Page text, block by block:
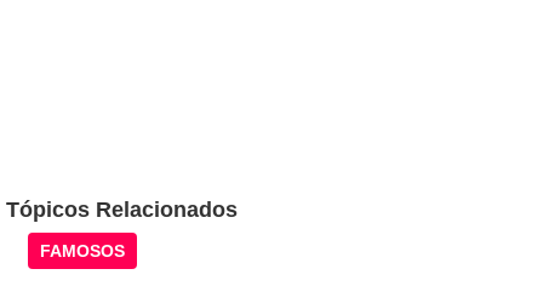
Tópicos Relacionados
FAMOSOS